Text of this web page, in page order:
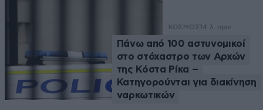
ΚΟΣΜΟΣ 14 λ. πριν
Πάνω από 100 αστυνομικοί
στο στόχαστρο των Αρχών
της Κόστα Ρίκα –
Κατηγορούνται για διακίνηση
ναρκωτικών